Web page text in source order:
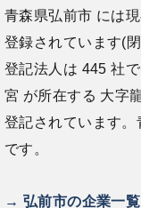
青森県弘前市 には
登録されています(
登記法人は 445 社
宮 が所在する 大字
登記されています
です。
→ 弘前市の企業一